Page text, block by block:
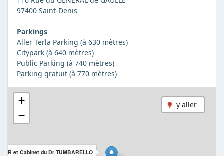
97400 Saint-Denis
Parkings
Aller Terla Parking (à 630 mètres)
Citypark (à 640 mètres)
Public Parking (à 740 mètres)
Parking gratuit (à 770 mètres)
y aller
et Cabinet du Dr TUMBARELLO
+
−